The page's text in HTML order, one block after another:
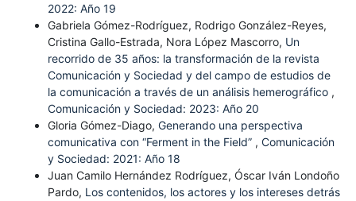
2022: Año 19
Gabriela Gómez-Rodríguez, Rodrigo González-Reyes,
Cristina Gallo-Estrada, Nora López Mascorro, Un
recorrido de 35 años: la transformación de la revista
Comunicación y Sociedad y del campo de estudios de
la comunicación a través de un análisis hemerográfico ,
Comunicación y Sociedad: 2023: Año 20
Gloria Gómez-Diago, Generando una perspectiva
comunicativa con “Ferment in the Field” , Comunicación
y Sociedad: 2021: Año 18
Juan Camilo Hernández Rodríguez, Óscar Iván Londoño
Pardo, Los contenidos, los actores y los intereses detrás